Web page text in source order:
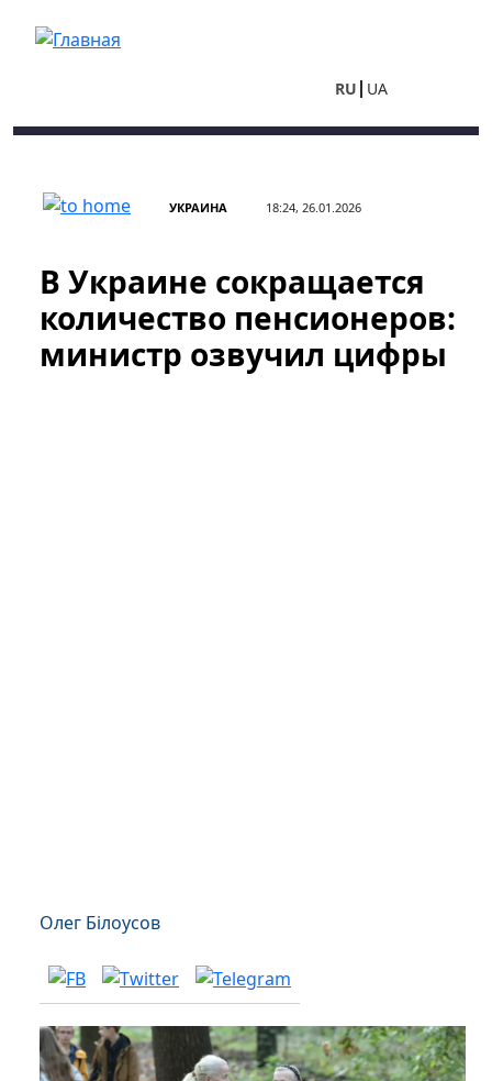
RU UA
УКРАИНА 18:24, 26.01.2026
В Украине сокращается
количество пенсионеров:
министр озвучил цифры
Олег Білоусов